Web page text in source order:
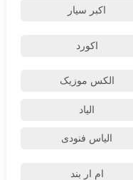
اکبر سیار
اکورد
الکس موزیک
الیاد
الیاس فنودی
ام‌ ار بند